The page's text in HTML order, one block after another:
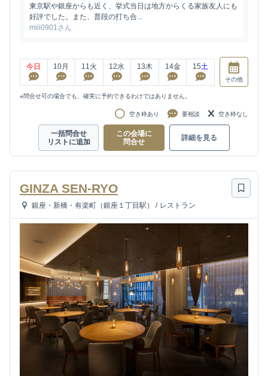
東京駅や銀座からも近く、挙式当日は地方からくる家族友人にも
好評でした。また、普段の打ち合...
miii0901さん
今日 10月 11火 12水 13木 14金 15土
その他
※問合せ可の場合でも、確実に予約できるわけではありません。
空き枠あり 要相談 空き枠なし
一括問合せ
リストに追加
この会場に
問合せ
詳細を見る
GINZA SEN-RYO
銀座・新橋・有楽町（銀座１丁目駅） / レストラン